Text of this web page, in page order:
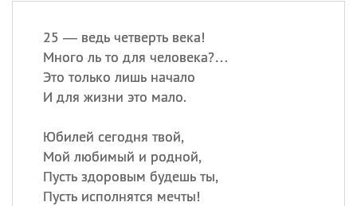
25 — ведь четверть века!
Много ль то для человека?…
Это только лишь начало
И для жизни это мало.
Юбилей сегодня твой,
Мой любимый и родной,
Пусть здоровым будешь ты,
Пусть исполнятся мечты!